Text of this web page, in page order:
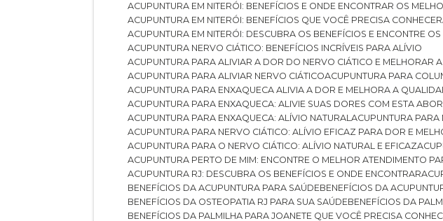
ACUPUNTURA EM NITERÓI: BENEFÍCIOS E ONDE ENCONTRAR OS
ACUPUNTURA EM NITERÓI: BENEFÍCIOS QUE VOCÊ PRECISA CONHECER
ACUPUNTURA EM NITERÓI: DESCUBRA OS BENEFÍCIOS E ENCONTRE
ACUPUNTURA NERVO CIÁTICO: BENEFÍCIOS INCRÍVEIS PARA ALÍVIO
ACUPUNTURA PARA ALIVIAR A DOR DO NERVO CIÁTICO E MELHORAR
ACUPUNTURA PARA ALIVIAR NERVO CIÁTICO
ACUPUNTURA PARA
ACUPUNTURA PARA ENXAQUECA ALIVIA A DOR E MELHORA A
ACUPUNTURA PARA ENXAQUECA: ALIVIE SUAS DORES COM ESTA
ACUPUNTURA PARA ENXAQUECA: ALÍVIO NATURAL
ACUPUNTURA
ACUPUNTURA PARA NERVO CIÁTICO: ALÍVIO EFICAZ PARA DOR E
ACUPUNTURA PARA O NERVO CIÁTICO: ALÍVIO NATURAL E EFICAZ
ACUPUNTURA PERTO DE MIM: ENCONTRE O MELHOR ATENDIMENTO
ACUPUNTURA RJ: DESCUBRA OS BENEFÍCIOS E ONDE ENCONTRAR
BENEFÍCIOS DA ACUPUNTURA PARA SAÚDE
BENEFÍCIOS DA
BENEFÍCIOS DA OSTEOPATIA RJ PARA SUA SAÚDE
BENEFÍCIOS DA
BENEFÍCIOS DA PALMILHA PARA JOANETE QUE VOCÊ PRECISA